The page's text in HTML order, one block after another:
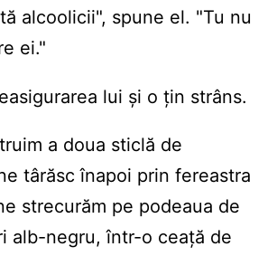
alcoolicii", spune el. "Tu nu
ei."
lui și o țin strâns.
a doua sticlă de
târăsc înapoi prin fereastra
strecurăm pe podeaua de
alb-negru, într-o ceață de